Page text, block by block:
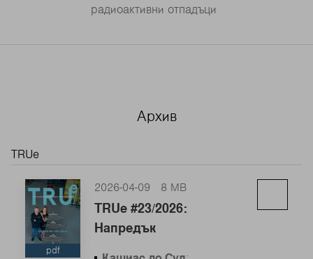
радиоактивни отпадъци
Архив
TRUe
pdf
2026-04-09 8 MB
TRUe #23/2026:
Напредък